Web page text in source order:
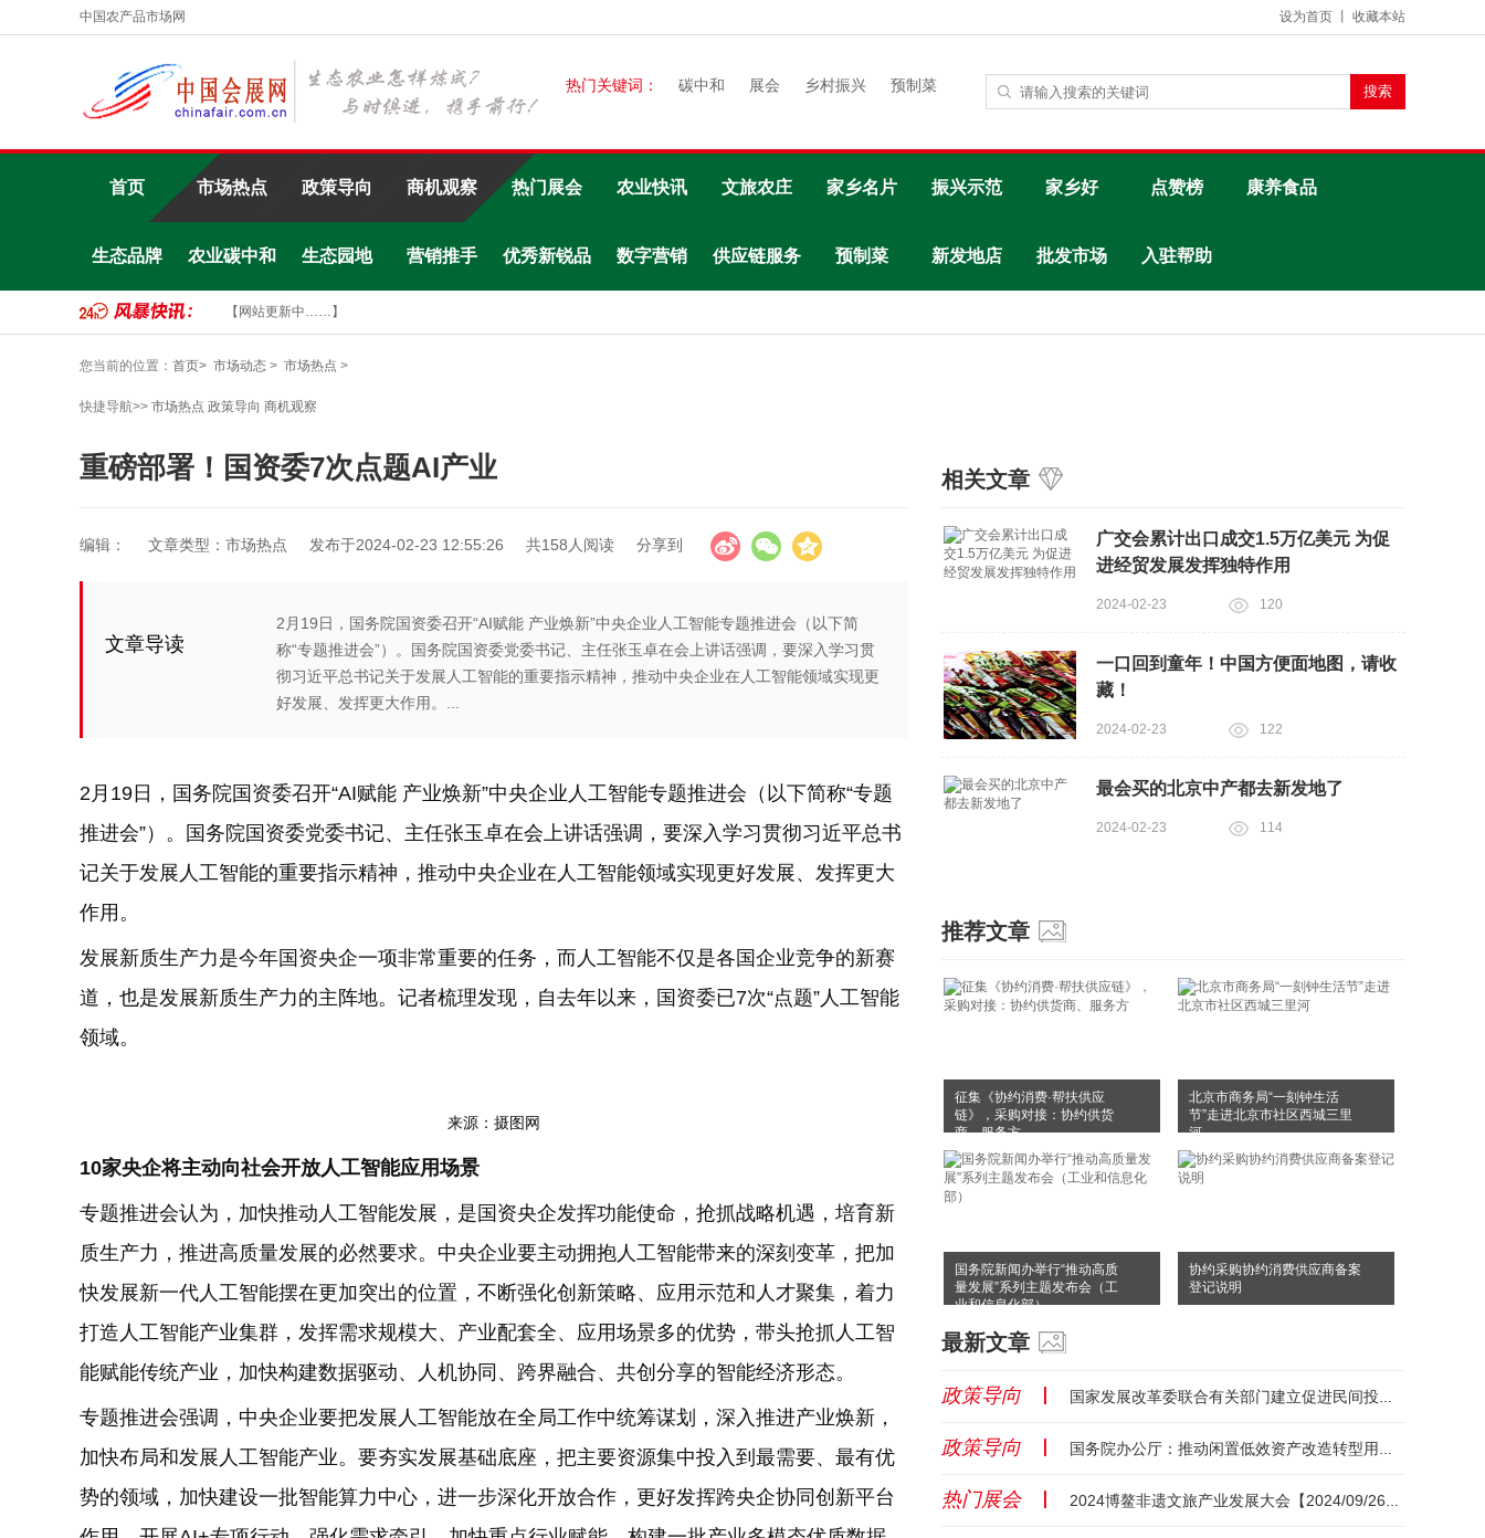
中国农产品市场网 设为首页 收藏本站
热门关键词： 碳中和 展会 乡村振兴 预制菜
首页 市场热点 政策导向 商机观察 热门展会 农业快讯 文旅农庄 家乡名片 振兴示范 家乡好 点赞榜 康养食品
生态品牌 农业碳中和 生态园地 营销推手 优秀新锐品 数字营销 供应链服务 预制菜 新发地店 批发市场 入驻帮助
【网站更新中……】
您当前的位置： 首页> 市场动态 > 市场热点 >
快捷导航>> 市场热点 政策导向 商机观察
重磅部署！国资委7次点题AI产业
编辑： 文章类型：市场热点 发布于2024-02-23 12:55:26 共158人阅读 分享到
文章导读
2月19日，国务院国资委召开“AI赋能 产业焕新”中央企业人工智能专题推进会（以下简
称“专题推进会”）。国务院国资委党委书记、主任张玉卓在会上讲话强调，要深入学习贯
彻习近平总书记关于发展人工智能的重要指示精神，推动中央企业在人工智能领域实现更
好发展、发挥更大作用。...
2月19日，国务院国资委召开“AI赋能 产业焕新”中央企业人工智能专题推进会（以下简称“专题
推进会”）。国务院国资委党委书记、主任张玉卓在会上讲话强调，要深入学习贯彻习近平总书
记关于发展人工智能的重要指示精神，推动中央企业在人工智能领域实现更好发展、发挥更大
作用。
发展新质生产力是今年国资央企一项非常重要的任务，而人工智能不仅是各国企业竞争的新赛
道，也是发展新质生产力的主阵地。记者梳理发现，自去年以来，国资委已7次“点题”人工智能
领域。
来源：摄图网
10家央企将主动向社会开放人工智能应用场景
专题推进会认为，加快推动人工智能发展，是国资央企发挥功能使命，抢抓战略机遇，培育新
质生产力，推进高质量发展的必然要求。中央企业要主动拥抱人工智能带来的深刻变革，把加
快发展新一代人工智能摆在更加突出的位置，不断强化创新策略、应用示范和人才聚集，着力
打造人工智能产业集群，发挥需求规模大、产业配套全、应用场景多的优势，带头抢抓人工智
能赋能传统产业，加快构建数据驱动、人机协同、跨界融合、共创分享的智能经济形态。
专题推进会强调，中央企业要把发展人工智能放在全局工作中统筹谋划，深入推进产业焕新，
加快布局和发展人工智能产业。要夯实发展基础底座，把主要资源集中投入到最需要、最有优
势的领域，加快建设一批智能算力中心，进一步深化开放合作，更好发挥跨央企协同创新平台
相关文章
广交会累计出口成交1.5万亿美元 为促
进经贸发展发挥独特作用
2024-02-23 120
一口回到童年！中国方便面地图，请收
藏！
2024-02-23 122
最会买的北京中产都去新发地了
2024-02-23 114
推荐文章
征集《协约消费·帮扶供应
链》，采购对接：协约供货
商、服务方
北京市商务局“一刻钟生活
节”走进北京市社区西城三里
河
国务院新闻办举行“推动高质
量发展”系列主题发布会（工
业和信息化部）
协约采购协约消费供应商备案
登记说明
最新文章
政策导向 国家发展改革委联合有关部门建立促进民间投资资金和要素保障工作机制...
政策导向 国务院办公厅：推动闲置低效资产改造转型用于康体旅，盘活存量资产！...
热门展会 2024博鳌非遗文旅产业发展大会【2024/09/26】【海南】...